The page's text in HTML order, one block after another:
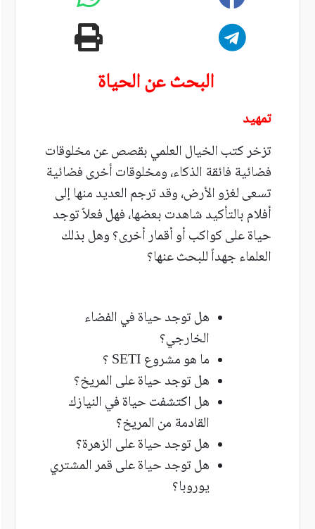
البحث عن الحياة
تمهيد
تزخر كتب الخيال العلمي بقصص عن مخلوقات
فضائية فائقة الذكاء، ومخلوقات أخرى فضائية
تسعى لغزو الأرض، وقد ترجم العديد منها إلى
أفلام بالتأكيد شاهدت بعضها، فهل فعلاً توجد
حياة على كواكب أو أقمار أخرى؟ وهل بذلك
العلماء جهداً للبحث عنها؟
هل توجد حياة في الفضاء
الخارجي؟
ما هو مشروعSETI؟
هل توجد حياة على المريخ؟
هل اكتشفت حياة في النيازك
القادمة من المريخ؟
هل توجد حياة على الزهرة؟
هل توجد حياة على قمر المشتري
يوروبا؟